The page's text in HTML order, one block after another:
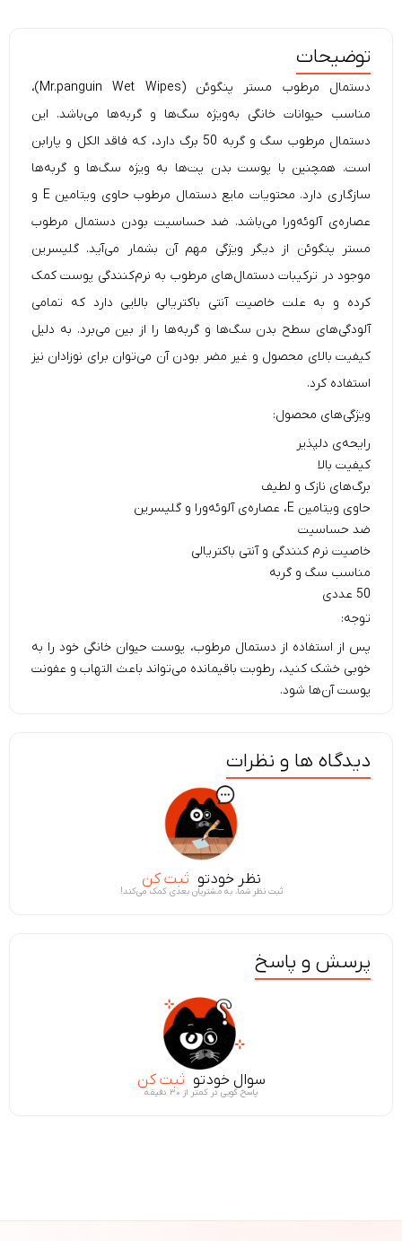
توضیحات
دستمال مرطوب مستر پنگوئن (Mr.panguin Wet Wipes)،
مناسب حیوانات خانگی به‌ویژه سگ‌ها و گربه‌ها می‌باشد. این
دستمال مرطوب سگ
و گربه 50 برگ دارد، که فاقد الکل و پارابن
است. همچنین با پوست بدن پت‌ها به ویژه سگ‌ها و گربه‌ها
سازگاری دارد. محتویات مایع دستمال مرطوب حاوی ویتامین E و
عصاره‌ی آلوئه‌ورا می‌باشد. ضد حساسیت بودن دستمال مرطوب
مستر پنگوئن از دیگر ویژگی مهم آن بشمار می‌آید. گلیسرین
موجود در ترکیبات دستمال‌های مرطوب به نرم‌کنندگی پوست کمک
کرده و به علت خاصیت آنتی باکتریالی بالایی دارد که تمامی
آلودگی‌های سطح بدن سگ‌ها و گربه‌ها را از بین می‌برد. به دلیل
کیفیت بالای محصول و غیر مضر بودن آن می‌توان برای نوزادان نیز
استفاده کرد.
ویژگی‌های محصول:
رایحه‌ی دلپذیر
کیفیت بالا
برگ‌های نازک و لطیف
حاوی ویتامین E، عصاره‌ی آلوئه‌ورا و گلیسرین
ضد حساسیت
خاصیت نرم کنندگی و آنتی باکتریالی
مناسب سگ و گربه
50 عددی
توجه:
پس از استفاده از دستمال مرطوب، پوست حیوان خانگی خود را به
خوبی خشک کنید، رطوبت باقیمانده می‌تواند باعث التهاب و عفونت
پوست آن‌ها شود.
دیدگاه ها و نظرات
نظر خودتو ثبت کن
ثبت نظر شما، به مشتریان بعدی کمک می‌کند!
پرسش و پاسخ
سوال خودتو ثبت کن
پاسخ گویی در کمتر از ۳۰ دقیقه